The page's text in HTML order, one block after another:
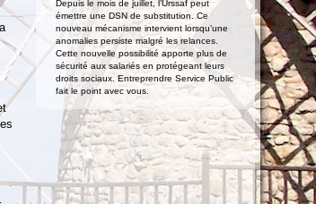
Depuis le mois de juillet, l’Urssaf peut
émettre une DSN de substitution. Ce
nouveau mécanisme intervient lorsqu’une
anomalies persiste malgré les relances.
Cette nouvelle possibilité apporte plus de
sécurité aux salariés en protégeant leurs
droits sociaux. Entreprendre Service Public
fait le point avec vous.